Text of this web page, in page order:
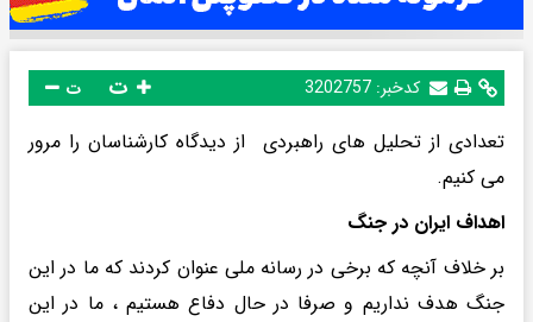
کدخبر: 3202757 ت
تعدادی از تحلیل های راهبردی از دیدگاه کارشناسان را مرور
می کنیم.
اهداف ایران در جنگ
بر خلاف آنچه که برخی در رسانه ملی عنوان کردند که ما در این
جنگ هدف نداریم و صرفا در حال دفاع هستیم ، ما در این